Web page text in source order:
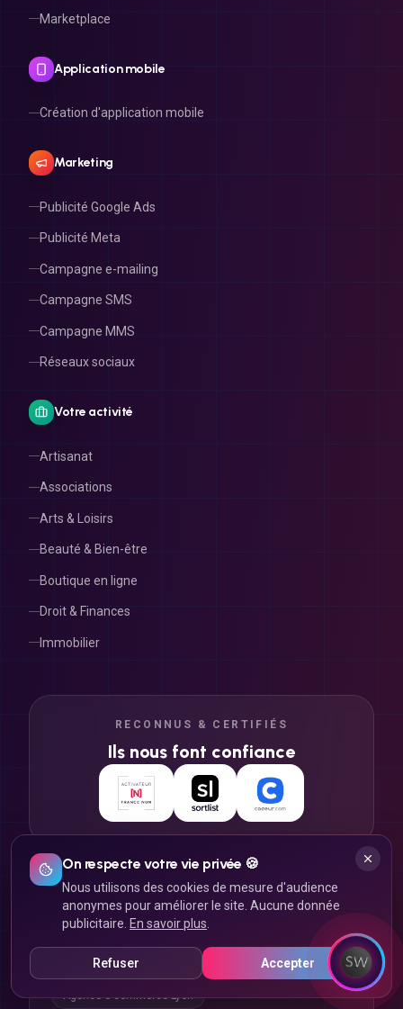
Marketplace
Application mobile
Création d'application mobile
Marketing
Publicité Google Ads
Publicité Meta
Campagne e-mailing
Campagne SMS
Campagne MMS
Réseaux sociaux
Votre activité
Artisanat
Associations
Arts & Loisirs
Beauté & Bien-être
Boutique en ligne
Droit & Finances
Immobilier
RECONNUS & CERTIFIÉS
Ils nous font confiance
NOS EXPERTISES À LYON
Agence application mobile Lyon
Agence e-commerce Lyon
On respecte votre vie privée 🍪
Nous utilisons des cookies de mesure d'audience
anonymes pour améliorer le site. Aucune donnée
publicitaire. En savoir plus
Refuser Accepter